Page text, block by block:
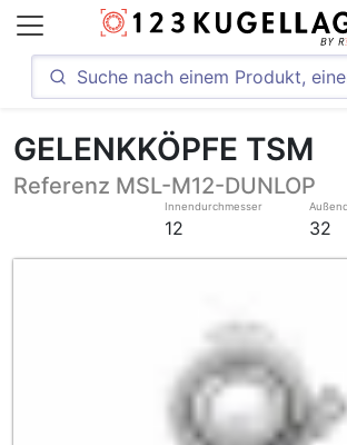
GELENKKÖPFE TSM
Referenz MSL-M12-DUNLOP
Innendurchmesser
12 32